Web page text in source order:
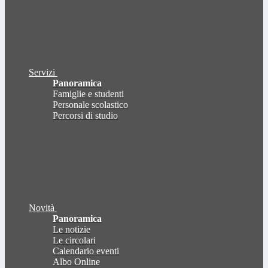
Servizi
Panoramica
Famiglie e studenti
Personale scolastico
Percorsi di studio
Novità
Panoramica
Le notizie
Le circolari
Calendario eventi
Albo Online